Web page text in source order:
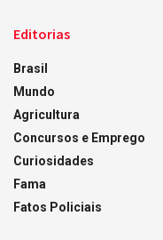
Editorias
Brasil
Mundo
Agricultura
Concursos e Emprego
Curiosidades
Fama
Fatos Policiais